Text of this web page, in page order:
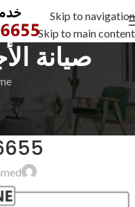
Skip to navigation
Skip to main content
صيانة
صيانة باساب